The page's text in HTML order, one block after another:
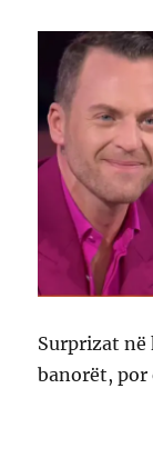
Surprizat
banorët, por